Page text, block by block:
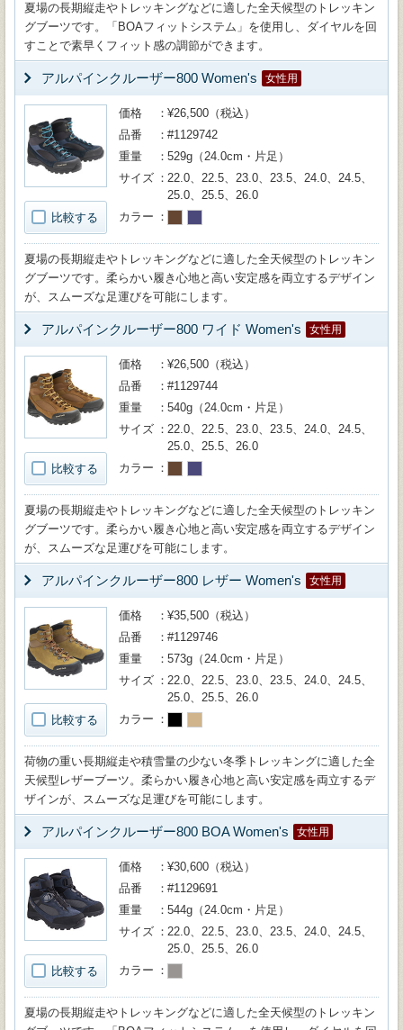
夏場の長期縦走やトレッキングなどに適した全天候型のトレッキン
グブーツです。「BOAフィットシステム」を使用し、ダイヤルを回
すことで素早くフィット感の調節ができます。
アルパインクルーザー800 Women's 女性用
比較する
価格
¥26,500（税込）
品番
#1129742
重量
529g（24.0cm・片足）
サイズ
22.0、22.5、23.0、23.5、24.0、24.5、
25.0、25.5、26.0
カラー
夏場の長期縦走やトレッキングなどに適した全天候型のトレッキン
グブーツです。柔らかい履き心地と高い安定感を両立するデザイン
が、スムーズな足運びを可能にします。
アルパインクルーザー800 ワイド Women's 女性用
比較する
価格
¥26,500（税込）
品番
#1129744
重量
540g（24.0cm・片足）
サイズ
22.0、22.5、23.0、23.5、24.0、24.5、
25.0、25.5、26.0
カラー
夏場の長期縦走やトレッキングなどに適した全天候型のトレッキン
グブーツです。柔らかい履き心地と高い安定感を両立するデザイン
が、スムーズな足運びを可能にします。
アルパインクルーザー800 レザー Women's 女性用
比較する
価格
¥35,500（税込）
品番
#1129746
重量
573g（24.0cm・片足）
サイズ
22.0、22.5、23.0、23.5、24.0、24.5、
25.0、25.5、26.0
カラー
荷物の重い長期縦走や積雪量の少ない冬季トレッキングに適した全
天候型レザーブーツ。柔らかい履き心地と高い安定感を両立するデ
ザインが、スムーズな足運びを可能にします。
アルパインクルーザー800 BOA Women's 女性用
比較する
価格
¥30,600（税込）
品番
#1129691
重量
544g（24.0cm・片足）
サイズ
22.0、22.5、23.0、23.5、24.0、24.5、
25.0、25.5、26.0
カラー
夏場の長期縦走やトレッキングなどに適した全天候型のトレッキン